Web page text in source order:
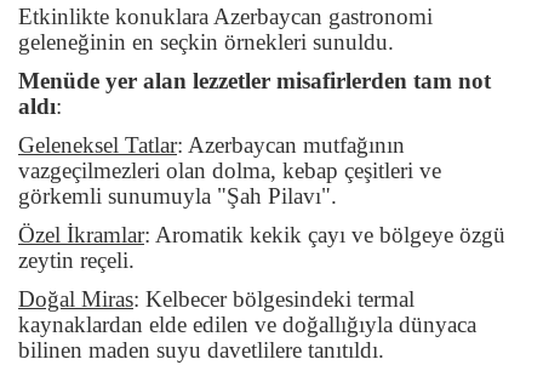
Etkinlikte konuklara Azerbaycan gastronomi
geleneğinin en seçkin örnekleri sunuldu.
Menüde yer alan lezzetler misafirlerden tam not
aldı:
Geleneksel Tatlar: Azerbaycan mutfağının
vazgeçilmezleri olan dolma, kebap çeşitleri ve
görkemli sunumuyla "Şah Pilavı".
Özel İkramlar: Aromatik kekik çayı ve bölgeye özgü
zeytin reçeli.
Doğal Miras: Kelbecer bölgesindeki termal
kaynaklardan elde edilen ve doğallığıyla dünyaca
bilinen maden suyu davetlilere tanıtıldı.